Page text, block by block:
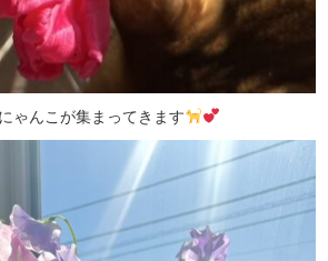
ゃんこが集まってきます